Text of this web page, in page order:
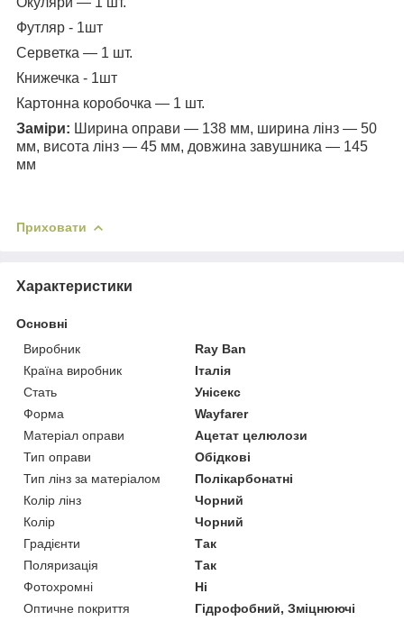
Футляр - 1шт
Серветка — 1 шт.
Книжечка - 1шт
Картонна коробочка — 1 шт.
Заміри: Ширина оправи — 138 мм, ширина лінз — 50
мм, висота лінз — 45 мм, довжина завушника — 145
мм
Приховати
Характеристики
Основні
Виробник
Ray Ban
Країна виробник
Італія
Стать
Унісекс
Форма
Wayfarer
Матеріал оправи
Ацетат целюлози
Тип оправи
Обідкові
Тип лінз за матеріалом
Полікарбонатні
Колір лінз
Чорний
Колір
Чорний
Градієнти
Так
Поляризація
Так
Фотохромні
Ні
Оптичне покриття
Гідрофобний, Зміцнюючі